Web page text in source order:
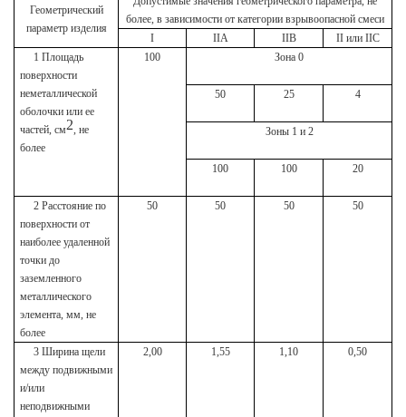
Геометрический
параметр изделия
более, в зависимости от категории взрывоопасной смеси
I
IIА IIB
II или IIC
1 Площадь
поверхности
неметаллической
оболочки или ее
частей, см2, не
более
100 Зона 0
50 25 4
Зоны 1 и 2
100 100 20
2 Расстояние по
поверхности от
наиболее удаленной
точки до
заземленного
металлического
элемента, мм, не
более
50 50 50 50
3 Ширина щели
между подвижными
и/или
неподвижными
2,00 1,55 1,10 0,50